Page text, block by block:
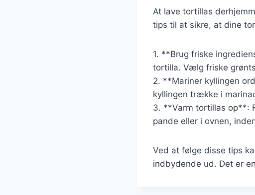
At lave tortillas
tips til at sikre, at dine
1. **Brug friske
tortilla. Vælg friske
2. **Mariner kyllingen
kyllingen trække i
3. **Varm tortillas op**:
pande eller i ovnen,
Ved at følge disse tips
indbydende ud. Det er